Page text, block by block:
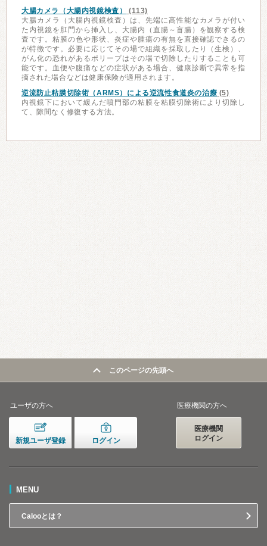
大腸カメラ（大腸内視鏡検査）
(113)
大腸カメラ（大腸内視鏡検査）は、先端に高性能なカメラが付い
た内視鏡を肛門から挿入し、大腸内（直腸～盲腸）を観察する検
査です。粘膜の色や形状、炎症や腫瘍の有無を直接確認できるの
が特徴です。必要に応じてその場で組織を採取したり（生検）、
がん化の恐れがあるポリープはその場で切除したりすることも可
能です。血便や腹痛などの症状がある場合、健康診断で異常を指
摘された場合などは健康保険が適用されます。
逆流防止粘膜切除術（ARMS）による逆流性食道炎の治療 (5)
内視鏡下において緩んだ噴門部の粘膜を粘膜切除術により切除し
て、隙間なく修復する方法。
このページの先頭へ
ユーザの方へ
新規ユーザ登録 ログイン
医療機関の方へ
医療機関
ログイン
MENU
Calooとは？